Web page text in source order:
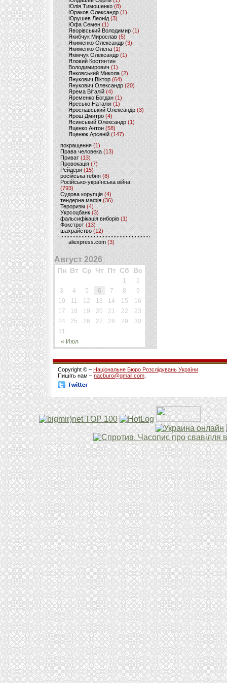
Юлія Тимошенко (8)
Юраков Олександр (1)
Юрушев Леонід (3)
Юфа Семен (1)
Яворівський Володимир (1)
Якибчук Мирослав (5)
Якименко Олександр (3)
Якименко Олена(1)
Якімчук Олександр (1)
Яловий Костянтин
Володимирович (1)
Янковський Микола(2)
Янукович Віктор (64)
Янукович Олександр(20)
Ярема Віталій(4)
Яременко Богдан(1)
Яресько Наталія(1)
Ярославський Олександр (3)
Ярош Дмитро (4)
Ясинський Олександр (1)
Яценко Антон(58)
Яценюк Арсеній (147)
покращення (1)
Права человека(13)
Приват (13)
Провокація (7)
Рейдери (15)
російська гебня (8)
Російсько-українська війна
(793)
Судова корупція (4)
тендерна мафія (36)
Тероризм (4)
Укрсоцбанк (3)
фальсифікація виборів (1)
Фокстрот(13)
шахрайство (12)
aliexpress.com (3)
Август 2026
Пн Вт Ср Чт Пт Сб Вс
« Июл
1
2
3
4 5 6 7 8
9
10
11 12 13 14 15
16
17
18 19 20 21 22
23
24
25 26 27 28 29
30
31
Copyright © – Національне Бюро Розслідувань України
Пишіть нам – nacburo@gmail.com